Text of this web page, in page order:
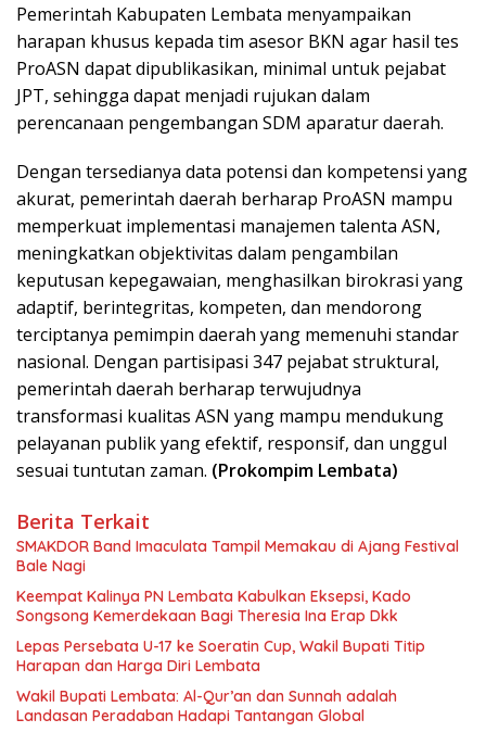
Pemerintah Kabupaten Lembata menyampaikan
harapan khusus kepada tim asesor BKN agar hasil tes
ProASN dapat dipublikasikan, minimal untuk pejabat
JPT, sehingga dapat menjadi rujukan dalam
perencanaan pengembangan SDM aparatur daerah.
Dengan tersedianya data potensi dan kompetensi yang
akurat, pemerintah daerah berharap ProASN mampu
memperkuat implementasi manajemen talenta ASN,
meningkatkan objektivitas dalam pengambilan
keputusan kepegawaian, menghasilkan birokrasi yang
adaptif, berintegritas, kompeten, dan mendorong
terciptanya pemimpin daerah yang memenuhi standar
nasional. Dengan partisipasi 347 pejabat struktural,
pemerintah daerah berharap terwujudnya
transformasi kualitas ASN yang mampu mendukung
pelayanan publik yang efektif, responsif, dan unggul
sesuai tuntutan zaman. (Prokompim Lembata)
Berita Terkait
SMAKDOR Band Imaculata Tampil Memakau di Ajang Festival
Bale Nagi
Keempat Kalinya PN Lembata Kabulkan Eksepsi, Kado
Songsong Kemerdekaan Bagi Theresia Ina Erap Dkk
Lepas Persebata U-17 ke Soeratin Cup, Wakil Bupati Titip
Harapan dan Harga Diri Lembata
Wakil Bupati Lembata: Al-Qur’an dan Sunnah adalah
Landasan Peradaban Hadapi Tantangan Global